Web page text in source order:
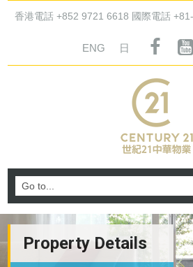
香港電話 +852 9721 6618 國際電話
ENG 日
Property Details